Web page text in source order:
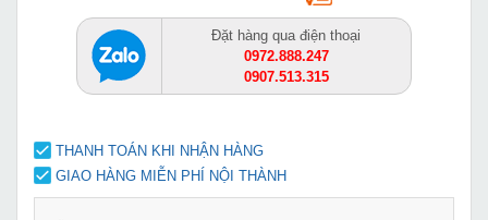
Đặt hàng qua điện thoại
0972.888.247
0907.513.315
THANH TOÁN KHI NHẬN HÀNG
GIAO HÀNG MIỄN PHÍ NỘI THÀNH